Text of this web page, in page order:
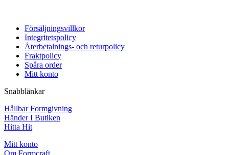
Försäljningsvillkor
Integritetspolicy
Återbetalnings- och returpolicy
Fraktpolicy
Spåra order
Mitt konto
Snabblänkar
Hållbar Formgivning
Händer I Butiken
Hitta Hit
Mitt konto